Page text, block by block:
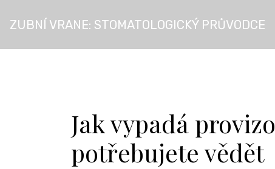
ZUBNÍ VRANE: STOMATOLOGICKÝ PRŮVODCE
Jak vypadá
potřebujete vědět